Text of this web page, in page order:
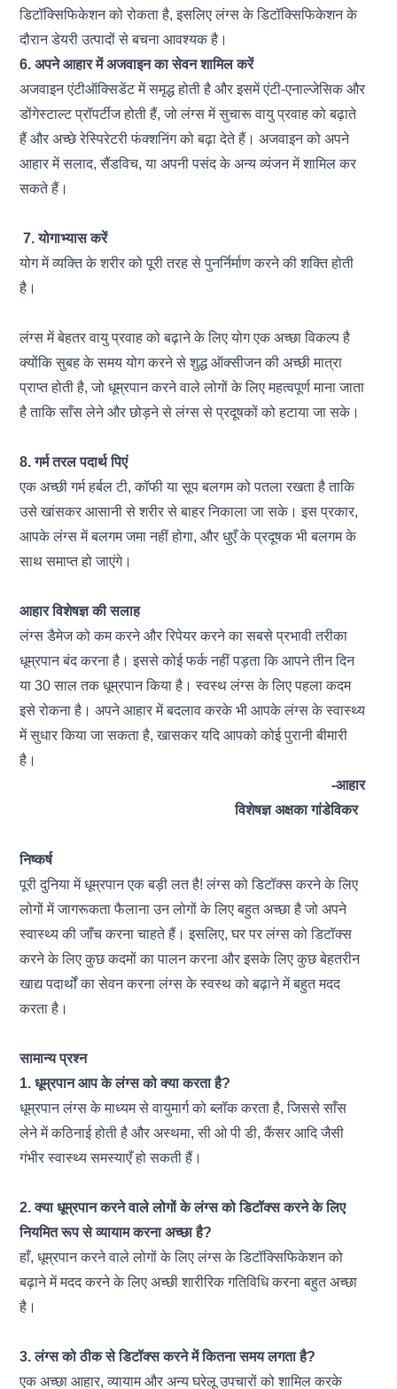
डिटॉक्सिफिकेशन को रोकता है, इसलिए लंग्स के डिटॉक्सिफिकेशन के
दौरान डेयरी उत्पादों से बचना आवश्यक है।
6. अपने आहार में अजवाइन का सेवन शामिल करें
अजवाइन एंटीऑक्सिडेंट में समृद्ध होती है और इसमें एंटी-एनाल्जेसिक और
डोंगेस्टाल्ट प्रॉपर्टीज होती हैं, जो लंग्स में सुचारू वायु प्रवाह को बढ़ाते
हैं और अच्छे रेस्पिरेटरी फंक्शनिंग को बढ़ा देते हैं।अजवाइनको अपने
आहार में सलाद, सैंडविच, या अपनी पसंद के अन्य व्यंजन में शामिल कर
सकते हैं।
7. योगाभ्यास करें
योग में व्यक्ति के शरीर को पूरी तरह से पुनर्निर्माण करने की शक्ति होती
है।
लंग्स में बेहतर वायु प्रवाह को बढ़ाने के लिए योग एक अच्छा विकल्प है
क्योंकि सुबह के समय योग करने से शुद्ध ऑक्सीजन की अच्छी मात्रा
प्राप्त होती है, जो धूम्रपान करने वाले लोगों के लिए महत्वपूर्ण माना जाता
है ताकि साँस लेने और छोड़ने से लंग्स से प्रदूषकों को हटाया जा सके।
8. गर्म तरल पदार्थ पिएं
एक अच्छी गर्महर्बल टी, कॉफी या सूप बलगम को पतला रखता है ताकि
उसे खांसकर आसानी से शरीर से बाहर निकाला जा सके। इस प्रकार,
आपके लंग्स में बलगम जमा नहीं होगा, और धुएँ के प्रदूषक भी बलगम के
साथ समाप्त हो जाएंगे।
आहार विशेषज्ञ की सलाह
लंग्सडैमेज को कम करने और रिपेयर करने का सबसे प्रभावी तरीका
धूम्रपान बंद करना है। इससे कोई फर्क नहीं पड़ता कि आपने तीन दिन
या 30 साल तक धूम्रपान किया है। स्वस्थ लंग्स के लिए पहला कदम
इसे रोकना है। अपने आहार में बदलाव करके भी आपके लंग्स के स्वास्थ्य
में सुधार किया जा सकता है, खासकर यदि आपको कोई पुरानी बीमारी
है।
-आहार
विशेषज्ञ अक्षका गांडेविकर
निष्कर्ष
पूरी दुनिया में धूम्रपान एक बड़ी लत है!लंग्स को डिटॉक्सकरने के लिए
लोगों में जागरूकता फैलाना उन लोगों के लिए बहुत अच्छा है जो अपने
स्वास्थ्य की जाँच करना चाहते हैं। इसलिए, घर पर लंग्स को डिटॉक्स
करने के लिए कुछ कदमों का पालन करना और इसके लिए कुछ बेहतरीन
खाद्य पदार्थों का सेवन करना लंग्स के स्वस्थ को बढ़ाने में बहुत मदद
करता है।
सामान्य प्रश्न
1. धूम्रपान आप के लंग्स को क्या करता है?
धूम्रपान लंग्स के माध्यम से वायुमार्ग को ब्लॉक करता है, जिससे साँस
लेने में कठिनाई होती है और अस्थमा, सी ओ पी डी, कैंसर आदि जैसी
गंभीर स्वास्थ्य समस्याएँ हो सकती हैं।
2. क्या धूम्रपान करने वाले लोगों के लंग्स को डिटॉक्स करने के लिए
नियमित रूप से व्यायाम करना अच्छा है?
हाँ, धूम्रपान करने वाले लोगों के लिए लंग्स के डिटॉक्सिफिकेशन को
बढ़ाने में मदद करने के लिए अच्छी शारीरिक गतिविधि करना बहुत अच्छा
है।
3. लंग्स को ठीक से डिटॉक्स करने में कितना समय लगता है?
एक अच्छा आहार, व्यायाम और अन्य घरेलू उपचारों को शामिल करके